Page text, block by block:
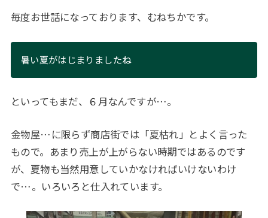
毎度お世話になっております、むねちかです。
暑い夏がはじまりましたね
といってもまだ、６月なんですが…。
金物屋…に限らず商店街では「夏枯れ」とよく言った
もので。あまり売上が上がらない時期ではあるのです
が、夏物も当然用意していかなければいけないわけ
で…。いろいろと仕入れています。